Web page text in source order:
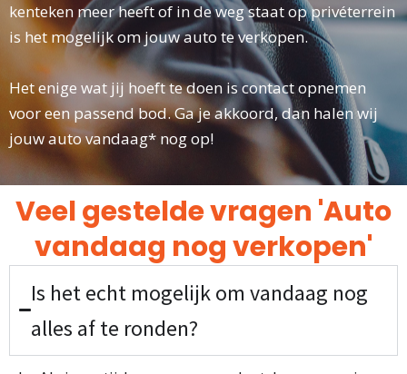
kenteken meer heeft of in de weg staat op privéterrein
is het mogelijk om jouw auto te verkopen.
Het enige wat jij hoeft te doen is contact opnemen
voor een passend bod. Ga je akkoord, dan halen wij
jouw auto vandaag* nog op!
Veel gestelde vragen 'Auto
vandaag nog verkopen'
Is het echt mogelijk om vandaag nog
alles af te ronden?